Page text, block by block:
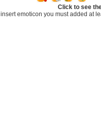
Click to see
insert emoticon you must added at